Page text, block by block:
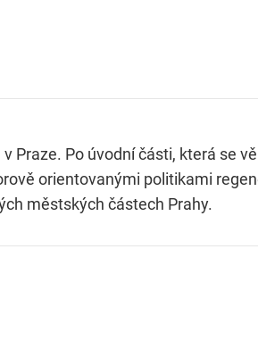
Praze. Po úvodní části, která se
orientovanými politikami
městských částech Prahy.